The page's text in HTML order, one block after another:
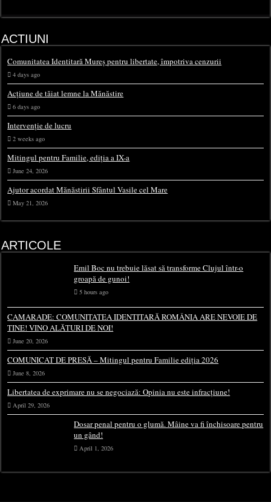
ACTIUNI
Comunitatea Identitară Mureș pentru libertate, împotriva cenzurii
4 days ago
Acțiune de tăiat lemne la Mănăstire
6 days ago
Intervenție de lucru
2 weeks ago
Mitingul pentru Familie, ediția a IX-a
June 24, 2026
Ajutor acordat Mănăstirii Sfântul Vasile cel Mare
May 21, 2026
ARTICOLE
Emil Boc nu trebuie lăsat să transforme Clujul într-o
groapă de gunoi!
5 hours ago
CAMARADE: COMUNITATEA IDENTITARĂ ROMÂNIA ARE NEVOIE DE
TINE! VINO ALĂTURI DE NOI!
June 20, 2026
COMUNICAT DE PRESĂ – Mitingul pentru Familie ediția 2026
June 8, 2026
Libertatea de exprimare nu se negociază: Opinia nu este infracțiune!
April 29, 2026
Dosar penal pentru o glumă. Mâine va fi închisoare pentru
un gând!
April 1, 2026